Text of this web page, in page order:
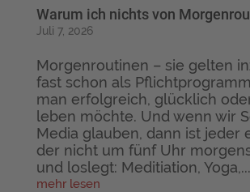
Warum ich nichts von
Juli 7, 2026
Morgenroutinen – sie gelten
fast schon als
man erfolgreich, glücklich
leben möchte. Und wenn wir
Media glauben, dann ist jeder
der nicht um fünf Uhr
und loslegt: Meditiation, Yoga,...
mehr lesen